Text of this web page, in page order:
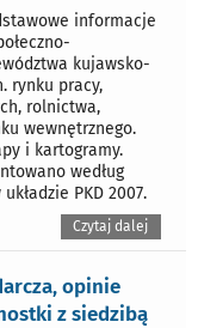
informacje
kujawsko-
rynku pracy,
rolnictwa,
wewnętrznego.
i kartogramy.
według
PKD 2007.
Czytaj dalej
opinie
z siedzibą